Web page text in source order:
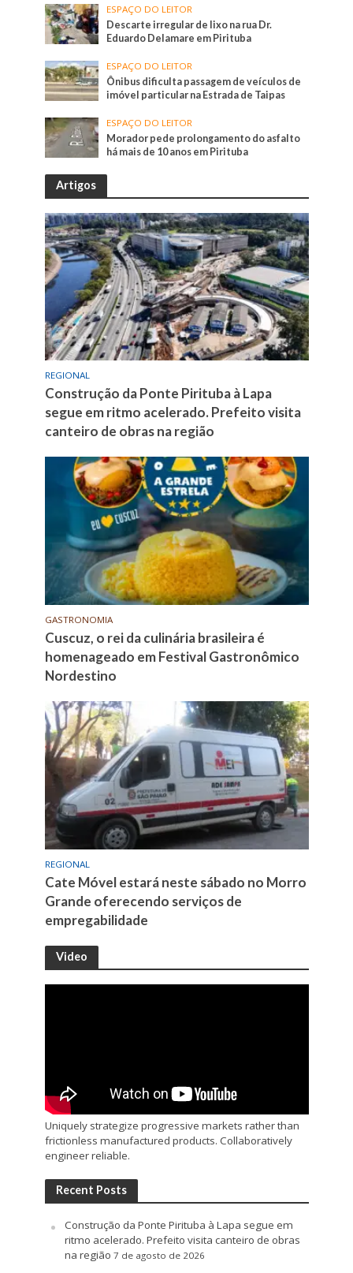
ESPAÇO DO LEITOR
Descarte irregular de lixo na rua Dr.
Eduardo Delamare em Pirituba
ESPAÇO DO LEITOR
Ônibus dificulta passagem de veículos de
imóvel particular na Estrada de Taipas
ESPAÇO DO LEITOR
Morador pede prolongamento do asfalto
há mais de 10 anos em Pirituba
Artigos
REGIONAL
Construção da Ponte Pirituba à Lapa
segue em ritmo acelerado. Prefeito visita
canteiro de obras na região
GASTRONOMIA
Cuscuz, o rei da culinária brasileira é
homenageado em Festival Gastronômico
Nordestino
REGIONAL
Cate Móvel estará neste sábado no Morro
Grande oferecendo serviços de
empregabilidade
Video
Uniquely strategize progressive markets rather than
frictionless manufactured products. Collaboratively
engineer reliable.
Recent Posts
Construção da Ponte Pirituba à Lapa segue em
ritmo acelerado. Prefeito visita canteiro de obras
na região 7 de agosto de 2026